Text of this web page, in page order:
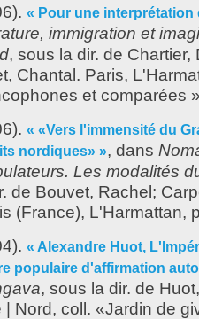
« Pour une interprétation
immigration et
, sous la dir. de Chartier,
Chantal . Paris,
et comparées
« «Vers l'immensité du
nordiques» », dans
Les modalités
de Bouvet, Rachel ;
(France), L'Harmattan,
« Alexandre Huot,
populaire d'affirmation
, sous la dir. de
| Nord, coll. «Jardin de